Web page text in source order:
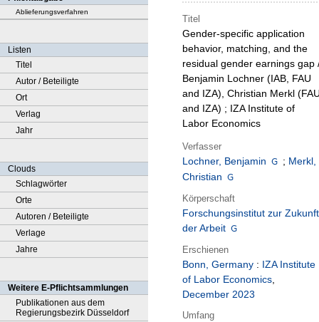
Ablieferungsverfahren
Listen
Titel
Autor / Beteiligte
Ort
Verlag
Jahr
Clouds
Schlagwörter
Orte
Autoren / Beteiligte
Verlage
Jahre
Weitere E-Pflichtsammlungen
Publikationen aus dem
Regierungsbezirk Düsseldorf
Titel
Gender-specific application
behavior, matching, and the
residual gender earnings gap
Benjamin Lochner (IAB, FAU
and IZA), Christian Merkl
and IZA) ; IZA Institute of
Labor Economics
Verfasser
Lochner, Benjamin ; Merkl,
Christian
Körperschaft
Forschungsinstitut zur Zukunft
der Arbeit
Erschienen
Bonn, Germany : IZA Institute
of Labor Economics,
December 2023
Umfang